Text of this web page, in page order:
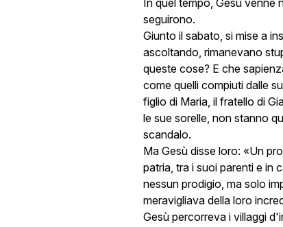
In quel tempo, Gesù venne
seguirono.
Giunto il sabato, si mise a
ascoltando, rimanevano
queste cose? E che
come quelli compiuti dalle
figlio di Maria, il fratello di
le sue sorelle, non stanno
scandalo.
Ma Gesù disse loro: «Un
patria, tra i suoi parenti e in
nessun prodigio, ma solo
meravigliava della loro
Gesù percorreva i villaggi